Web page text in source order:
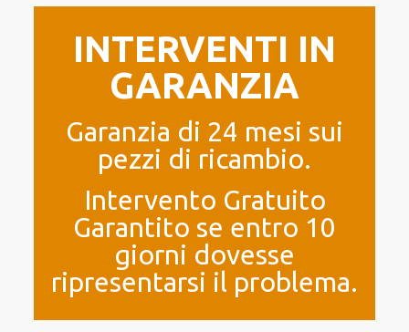
INTERVENTI IN
GARANZIA
Garanzia di 24 mesi sui
pezzi di ricambio.
Intervento Gratuito
Garantito se entro 10
giorni dovesse
ripresentarsi il problema.